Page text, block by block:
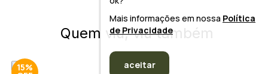
Quem viu, viu também
15% 15%
Mais informações em nossa Política
de Privacidade
aceitar